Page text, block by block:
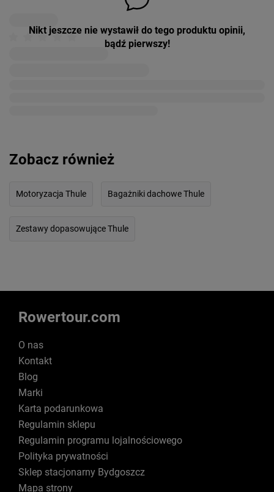
Nikt jeszcze nie wystawił do tego produktu opinii,
bądź pierwszy!
Zobacz również
Motoryzacja Thule Bagażniki dachowe Thule
Zestawy dopasowujące Thule
Rowertour.com
O nas
Kontakt
Blog
Marki
Karta podarunkowa
Regulamin sklepu
Regulamin programu lojalnościowego
Polityka prywatności
Sklep stacjonarny Bydgoszcz
Mapa strony